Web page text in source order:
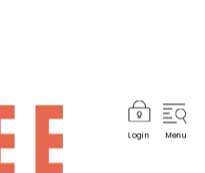
Login Menu